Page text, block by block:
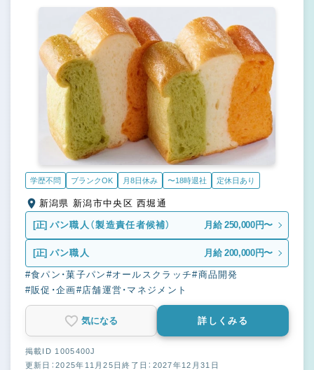
学歴不問 ブランクOK 月8日休み 〜18時退社 定休日あり
新潟県 新潟市中央区 西堀通
[正] パン職人（製造責任者候補） 月給 250,000円〜
[正] パン職人 月給 200,000円〜
#食パン・菓子パン #オールスクラッチ#商品開発
#販促・企画#店舗運営・マネジメント
気になる 詳しくみる
掲載ID 1005400J
更新日：2025年11月25日終了日：2027年12月31日